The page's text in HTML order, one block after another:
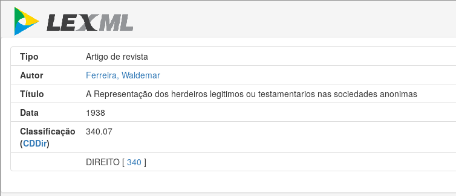
Tipo
Artigo de revista
Autor
Ferreira, Waldemar
Título
A Representação dos herdeiros legitimos ou testamentarios nas sociedades anonimas
Data
1938
Classificação
(CDDir)
340.07
DIREITO [ 340 ]